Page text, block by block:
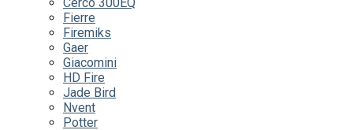
Fierre
Firemiks
Gaer
Giacomini
HD Fire
Jade Bird
Nvent
Potter